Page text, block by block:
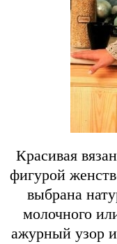
Красивая
фигурой
выбрана
молочного
ажурный узор